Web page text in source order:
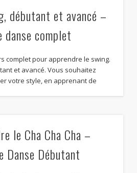
débutant et avancé –
danse complet
complet pour apprendre le swing.
et avancé. Vous souhaitez
votre style, en apprenant de
le Cha Cha Cha –
Danse Débutant